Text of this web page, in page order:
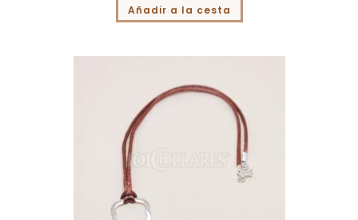
Añadir a la cesta